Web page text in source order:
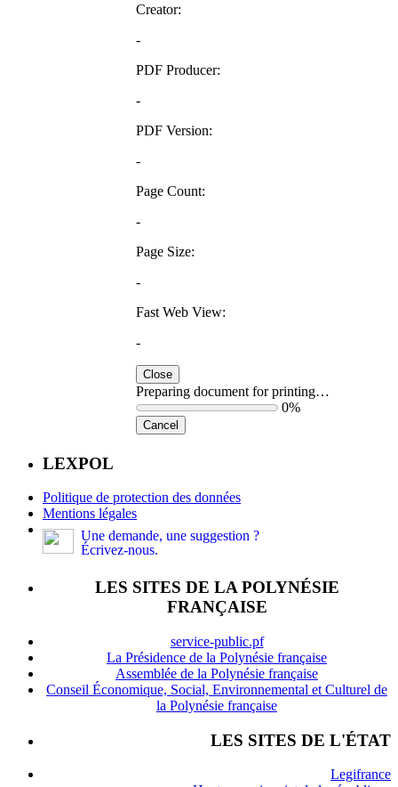
Creator:
-
PDF Producer:
-
PDF Version:
-
Page Count:
-
Page Size:
-
Fast Web View:
-
Close
Preparing document for printing…
0%
Cancel
LEXPOL
Politique de protection des données
Mentions légales
Une demande, une suggestion ?
Écrivez-nous.
LES SITES DE LA POLYNÉSIE
FRANÇAISE
service-public.pf
La Présidence de la Polynésie française
Assemblée de la Polynésie française
Conseil Économique, Social, Environnemental et Culturel de
la Polynésie française
LES SITES DE L'ÉTAT
Legifrance